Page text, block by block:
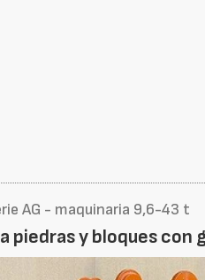
AG - maquinaria 9,6-43 t
piedras y bloques